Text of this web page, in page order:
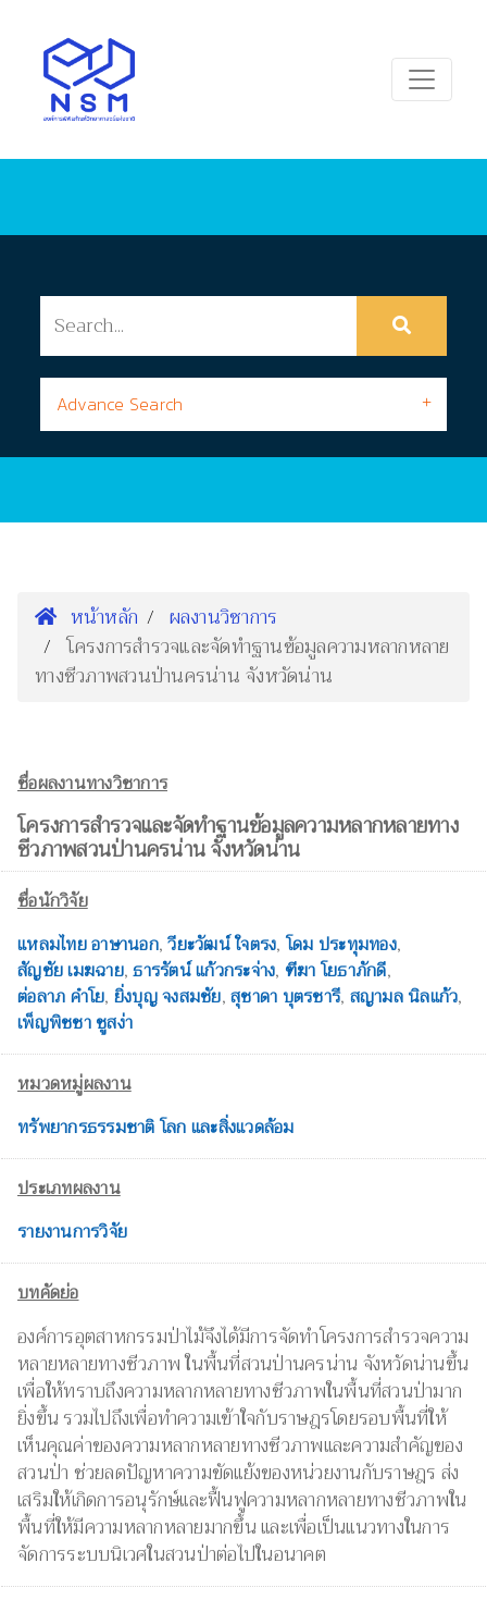
Advance Search
หน้าหลัก
ผลงานวิชาการ
โครงการสำรวจและจัดทำฐานข้อมูลความหลากหลาย
ทางชีวภาพสวนป่านครน่าน จังหวัดน่าน
ชื่อผลงานทางวิชาการ
โครงการสำรวจและจัดทำฐานข้อมูลความหลากหลายทาง
ชีวภาพสวนป่านครน่าน จังหวัดน่าน
ชื่อนักวิจัย
แหลมไทย อาษานอก,วียะวัฒน์ ใจตรง,โดม ประทุมทอง,
สัญชัย เมฆฉาย,ธารรัตน์ แก้วกระจ่าง, ฑีฆา โยธาภักดี,
ต่อลาภ คำโย, ยิ่งบุญ จงสมชัย,สุชาดา บุตรชารี, สญามล นิลแก้ว,
เพ็ญพิชชา ชูสง่า
หมวดหมู่ผลงาน
ทรัพยากรธรรมชาติ โลก และสิ่งแวดล้อม
ประเภทผลงาน
รายงานการวิจัย
บทคัดย่อ
องค์การอุตสาหกรรมป่าไม้จึงได้มีการจัดทำโครงการสำรวจความ
หลายหลายทางชีวภาพ ในพื้นที่สวนป่านครน่าน จังหวัดน่านขึ้น
เพื่อให้ทราบถึงความหลากหลายทางชีวภาพในพื้นที่สวนป่ามาก
ยิ่งขึ้น รวมไปถึงเพื่อทำความเข้าใจกับราษฎรโดยรอบพื้นที่ให้
เห็นคุณค่าของความหลากหลายทางชีวภาพและความสำคัญของ
สวนป่า ช่วยลดปัญหาความขัดแย้งของหน่วยงานกับราษฎร ส่ง
เสริมให้เกิดการอนุรักษ์และฟื้นฟูความหลากหลายทางชีวภาพใน
พื้นที่ให้มีความหลากหลายมากขึ้น และเพื่อเป็นแนวทางในการ
จัดการระบบนิเวศในสวนป่าต่อไปในอนาคต